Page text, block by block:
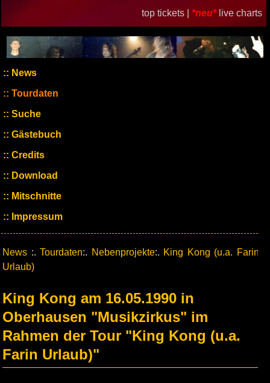
top tickets | *neu* live charts
News
Tourdaten
Suche
Gästebuch
Credits
Download
Mitschnitte
Impressum
News :.Tourdaten:. Nebenprojekte:. King Kong (u.a. Farin
Urlaub)
King Kong am 16.05.1990 in
Oberhausen "Musikzirkus" im
Rahmen der Tour "King Kong (u.a.
Farin Urlaub)"